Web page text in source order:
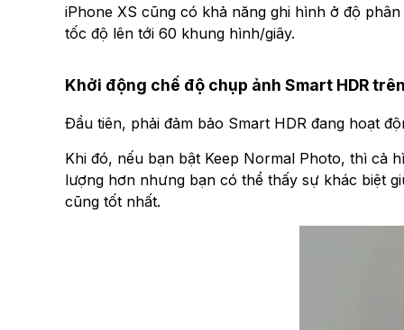
iPhone XS cũng có khả năng ghi hình ở độ
tốc độ lên tới 60 khung hình/giây.
Khởi động chế độ chụp ảnh Smart HDR
Đầu tiên, phải đảm bảo Smart HDR đang hoạt
Khi đó, nếu bạn bật Keep Normal Photo, thì cả
lượng hơn nhưng bạn có thể thấy sự khác biệt
cũng tốt nhất.